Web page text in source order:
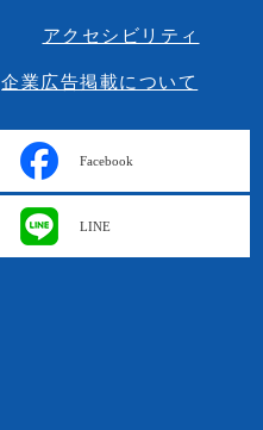
アクセシビリティ
企業広告掲載について
Facebook
LINE